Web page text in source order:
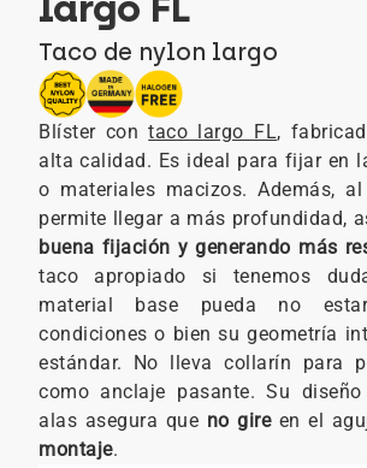
Taco de nylon largo
Blíster contaco largo FL,
alta calidad. Es ideal para fijar en
o materiales macizos. Además,
permite llegar a más profundidad,
buena fijación y generando más
taco apropiado si tenemos
material base pueda no
condiciones o bien su geometría
estándar. No lleva collarín para
como anclaje pasante. Su
alas asegura que no gireen el
montaje.